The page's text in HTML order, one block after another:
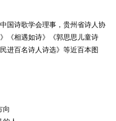
国诗歌学会理事，贵州省诗人协
《相遇如诗》《郭思思儿童诗
进百名诗人诗选》等近百本图
向